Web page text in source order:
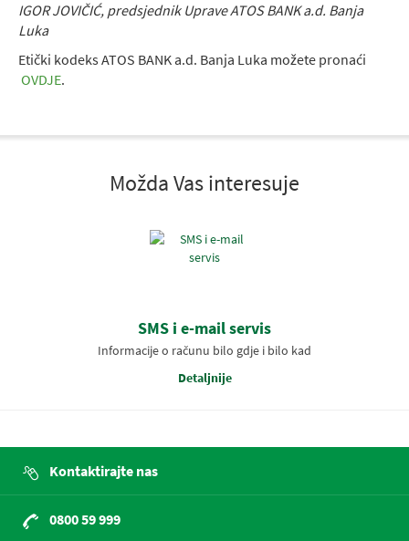
IGOR JOVIČIĆ, predsjednik Uprave ATOS BANK a.d. Banja
Luka
Etički kodeks ATOS BANK a.d. Banja Luka možete pronaći
OVDJE.
Možda Vas interesuje
SMS i e-mail servis
Informacije o računu bilo gdje i bilo kad
Detaljnije
Kontaktirajte nas
0800 59 999